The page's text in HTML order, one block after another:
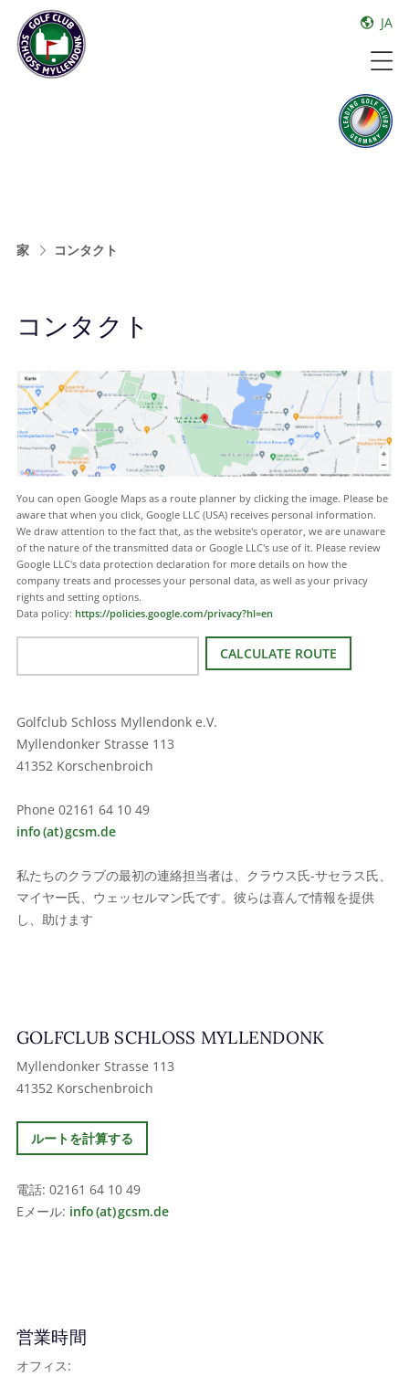
JA
家 コンタクト
コンタクト
You can open Google Maps as a route planner by clicking the image. Please be
aware that when you click, Google LLC (USA) receives personal information.
We draw attention to the fact that, as the website's operator, we are unaware
of the nature of the transmitted data or Google LLC's use of it. Please review
Google LLC's data protection declaration for more details on how the
company treats and processes your personal data, as well as your privacy
rights and setting options.
Data policy: https://policies.google.com/privacy?hl=en
Golfclub Schloss Myllendonk e.V.
Myllendonker Strasse 113
41352 Korschenbroich
Phone 02161 64 10 49
info (at) gcsm.de
私たちのクラブの最初の連絡担当者は、クラウス氏-サセラス氏、
マイヤー氏、ウェッセルマン氏です。彼らは喜んで情報を提供
し、助けます
GOLFCLUB SCHLOSS MYLLENDONK
Myllendonker Strasse 113
41352 Korschenbroich
ルートを計算する
電話: 02161 64 10 49
Eメール: info (at) gcsm.de
営業時間
オフィス: